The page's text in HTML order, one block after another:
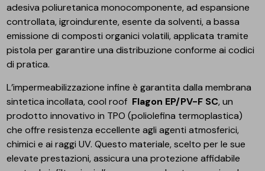
adesiva poliuretanica monocomponente, ad espansione
controllata, igroindurente, esente da solventi, a bassa
emissione di composti organici volatili, applicata tramite
pistola per garantire una distribuzione conforme ai codici
di pratica.
L’impermeabilizzazione infine è garantita dalla membrana
sintetica incollata, cool roof Flagon EP/PV-F SC, un
prodotto innovativo in TPO (poliolefina termoplastica)
che offre resistenza eccellente agli agenti atmosferici,
chimici e ai raggi UV. Questo materiale, scelto per le sue
elevate prestazioni, assicura una protezione affidabile